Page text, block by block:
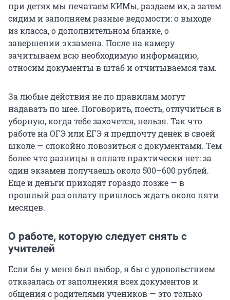
при детях мы печатаем КИМы, раздаем их, а затем
сидим и заполняем разные ведомости: о выходе
из класса, о дополнительном бланке, о
завершении экзамена. После на камеру
зачитываем всю необходимую информацию,
относим документы в штаб и отчитываемся там.
За любые действия не по правилам могут
надавать по шее. Поговорить, поесть, отлучиться в
уборную, когда тебе захочется, нельзя. Так что
работе на ОГЭ или ЕГЭ я предпочту денек в своей
школе — спокойно повозиться с документами. Тем
более что разницы в оплате практически нет: за
один экзамен получаешь около500–600 рублей.
Еще и деньги приходят гораздо позже — в
прошлый раз оплату пришлось ждать около пяти
месяцев.
О работе, которую следует снять с
учителей
Если бы у меня был выбор, я бы с удовольствием
отказалась от заполнения всех документов и
общения с родителями учеников — это только